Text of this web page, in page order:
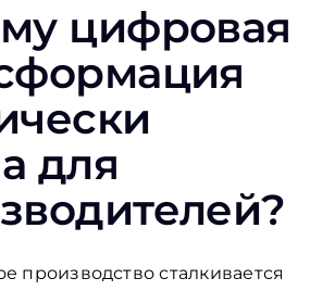
цифровая
для
производство сталкивается